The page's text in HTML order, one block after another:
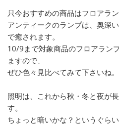
只今おすすめの商品はフロアラン
アンティークのランプは、奥深
で癒されます。
10/9まで対象商品のフロアラン
ますので、
ぜひ色々見比べてみて下さいね。
照明は、これから秋・冬と夜が
す。
ちょっと暗いかな？というぐら